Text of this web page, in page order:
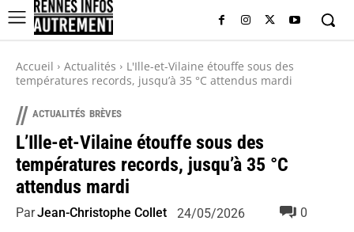
Accueil Actualités
L'Ille-et-Vilaine étouffe sous des
températures records, jusqu’à 35 °C attendus mardi
// ACTUALITÉS BRÈVES
L’Ille-et-Vilaine étouffe sous des
températures records, jusqu’à 35 °C
attendus mardi
ParJean-Christophe Collet 24/05/2026
0